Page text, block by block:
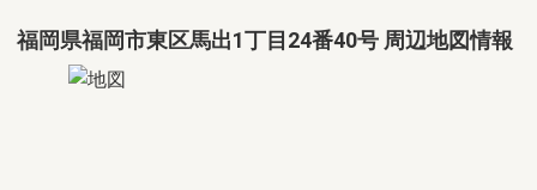
福岡県福岡市東区馬出1丁目24番40号 周辺地図情報